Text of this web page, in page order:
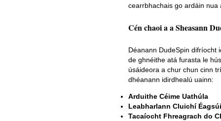
cearrbhachais go ardáin nua
Cén chaoi a a Sheasann
Déanann DudeSpin difríocht
de ghnéithe atá furasta le
úsáideora a chur chun cinn
dhéanann idirdhealú uainn:
Arduithe Céime Uathúla
Leabharlann Cluichí
Tacaíocht Fhreagrach do